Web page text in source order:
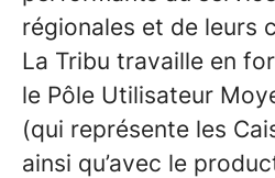
régionales et de leurs
La Tribu travaille en
le Pôle Utilisateur
(qui représente les
ainsi qu’avec le